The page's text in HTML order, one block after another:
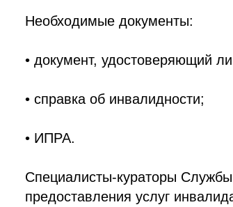
Необходимые документы:
• документ, удостоверяющий
• справка об инвалидности;
• ИПРА.
Специалисты-кураторы
предоставления услуг